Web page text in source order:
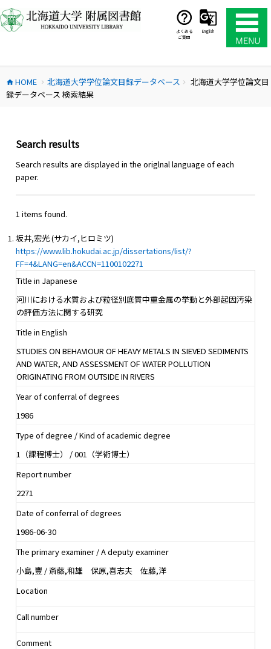
ン
テ
ス
キ
よくある
ご質問
English
home HOME chevron_right 北海道大学学位論文目録データベース chevron_right
北海道大学学位論文目
録データベース 検索結果
Search results
Search results are displayed in the origlnal language of each
paper.
1 items found.
坂井,宏光 (サカイ,ヒロミツ)
https://www.lib.hokudai.ac.jp/dissertations/list/?
FF=4&LANG=en&ACCN=1100102271
Title in Japanese
河川における水質および粒径別底質中重金属の挙動と外部起因汚染
の評価方法に関する研究
Title in English
STUDIES ON BEHAVIOUR OF HEAVY METALS IN SIEVED SEDIMENTS
AND WATER, AND ASSESSMENT OF WATER POLLUTION
ORIGINATING FROM OUTSIDE IN RIVERS
Year of conferral of degrees
1986
Type of degree / Kind of academic degree
1（課程博士） / 001（学術博士）
Report number
2271
Date of conferral of degrees
1986-06-30
The primary examiner / A deputy examiner
小島,豐 / 斎藤,和雄 保原,喜志夫 佐藤,洋
Location
Call number
Comment